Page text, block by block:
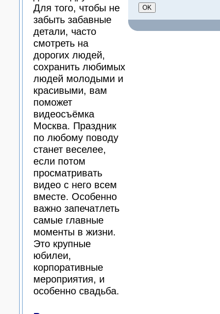
Для того, чтобы не
забыть забавные
детали, часто
смотреть на
дорогих людей,
сохранить любимых
людей молодыми и
красивыми, вам
поможет
видеосъёмка
Москва. Праздник
по любому поводу
станет веселее,
если потом
просматривать
видео с него всем
вместе. Особенно
важно запечатлеть
самые главные
моменты в жизни.
Это крупные
юбилеи,
корпоративные
мероприятия, и
особенно свадьба.